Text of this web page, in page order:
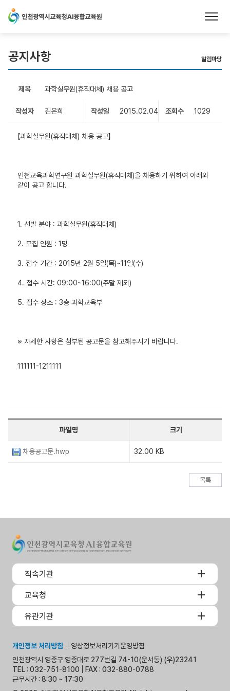
본문 바로가기
공지사항 알림마당
제목 과학실무원(휴직대체) 채용 공고
작성자 김은희 작성일 2015.02.04 조회수 1029
【과학실무원(휴직대체) 채용 공고】
인천교육과학연구원 과학실무원(휴직대체)을 채용하기 위하여 아래와
같이 공고 합니다.
1. 선발 분야 : 과학실무원(휴직대체)
2. 모집 인원 : 1명
3. 접수 기간 : 2015년 2월 5일(목)~11일(수)
4. 접수 시간: 09:00~16:00(주말 제외)
5. 접수 장소 : 3층 과학교육부
※ 자세한 사항은 첨부된 공고문을 참고해주시기 바랍니다.
111111-1211111
파일명 크기
채용공고문.hwp 32.00 KB
목록
직속기관
교육청
유관기관
개인정보 처리방침
영상정보처리기기운영방침
인천광역시 영종구 영종대로 277번길 74-10(운서동) (우)23241
TEL : 032-751-8100
FAX : 032-880-0788
근무시간 : 8:30 ~ 17:30